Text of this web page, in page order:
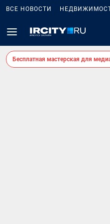
ВСЕ НОВОСТИ
Бесплатная мастерская для